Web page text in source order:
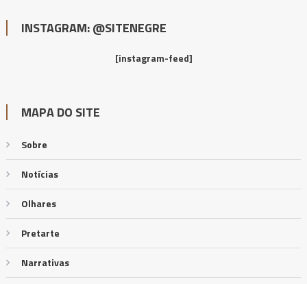
INSTAGRAM: @SITENEGRE
[instagram-feed]
MAPA DO SITE
Sobre
Notícias
Olhares
Pretarte
Narrativas